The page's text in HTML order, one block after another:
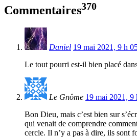
Commentaires370
Daniel 19 mai 2021, 9 h
Le tout pourri est-il bien placé
Le Gnôme 19 mai 2021, 9
Bon Dieu, mais c’est bien sur
qui venait de comprendre
cercle. Il n’y a pas à dire, ils sont